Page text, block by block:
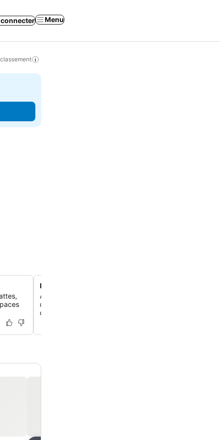
connecter Menu
Le dépanneur Candlewood Cupboard
Accède à une variété de produits alimentaires, de
d'articles divers au Candlewood Cupboard sur place,
collations de fin de soirée ou les essentiels oubliés.